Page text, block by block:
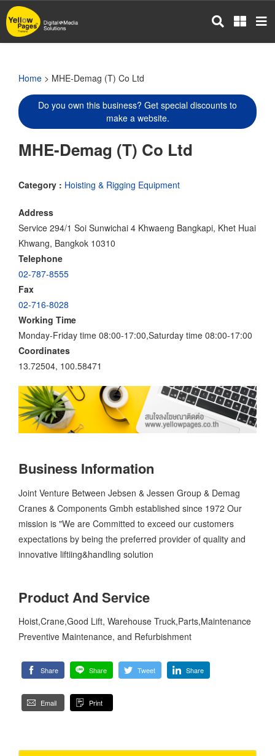
Skip
to
main
Home > MHE-Demag (T) Co Ltd
Do you own this business? Get special discounts to
make a website.
MHE-Demag (T) Co Ltd
Category : Hoisting & Rigging Equipment
Address
Service 294/1 Soi Sunwichai 4 Khwaeng Bangkapi, Khet Huai
Khwang, Bangkok 10310
Telephone
02-787-8555
Fax
02-716-8028
Working Time
Monday-Friday time 08:00-17:00,Saturday time 08:00-17:00
Coordinates
13.72504, 100.58471
Business Information
Joint Venture Between Jebsen & Jessen Group & Demag
Cranes & Components Gmbh established since 1972 Our
mission is "We are Committed to exceed our customers
expectations by being the preferred provider of quality and
innovative liftiing&handling solution
Product And Service
Hoist,Crane,Good Lift, Warehouse Truck,Parts,Maintenance
Preventive Maintenance, and Refurbishment
Share Share Tweet Share
Email Print